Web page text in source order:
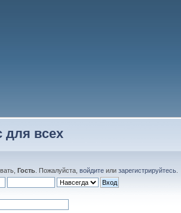
для всех
Гость . Пожалуйста, войдите или зарегистрируйтесь